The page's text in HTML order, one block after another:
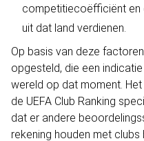
competitiecoëfficiënt en
uit dat land verdienen.
Op basis van deze
opgesteld, die een
wereld op dat moment.
de UEFA Club Ranking
dat er andere
rekening houden met clubs